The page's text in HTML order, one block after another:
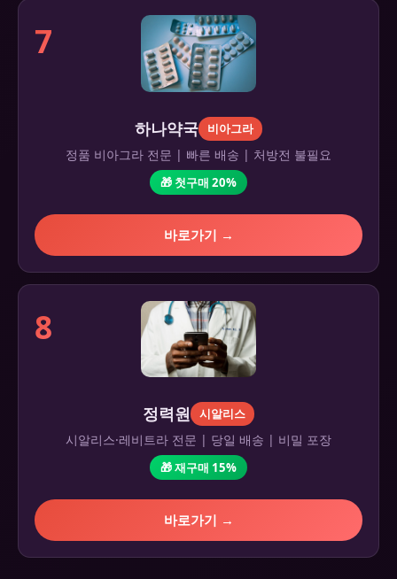
7
하나약국 비아그라
정품 비아그라 전문 | 빠른 배송 | 처방전 불필요
🎁 첫구매 20%
바로가기 →
8
정력원 시알리스
시알리스·레비트라 전문 | 당일 배송 | 비밀 포장
🎁 재구매 15%
바로가기 →